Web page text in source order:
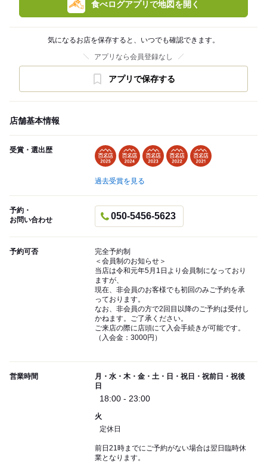
食べログアプリで地図を開く
気になるお店を保存すると、いつでも確認できます。
アプリなら会員登録なし
アプリで保存する
店舗基本情報
受賞・選出歴
過去受賞を見る
予約・
お問い合わせ
050-5456-5623
予約可否
完全予約制
＜会員制のお知らせ＞
当店は令和元年5月1日より会員制になっており
ますが、
現在、非会員のお客様でも初回のみご予約を承
っております。
なお、非会員の方で2回目以降のご予約は受付し
かねます。ご了承ください。
ご来店の際に店頭にて入会手続きが可能です。
（入会金：3000円）
営業時間
月・水・木・金・土・日・祝日・祝前日・祝後
日
18:00 - 23:00
火
定休日
前日21時までにご予約がない場合は翌日臨時休
業となります。